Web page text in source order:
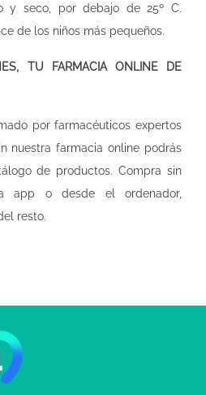
y seco, por debajo de 25º C.
de los niños más pequeños.
TU FARMACIA ONLINE DE
por farmacéuticos expertos
nuestrafarmacia online podrás
de productos. Compra sin
app o desde el ordenador,
resto.